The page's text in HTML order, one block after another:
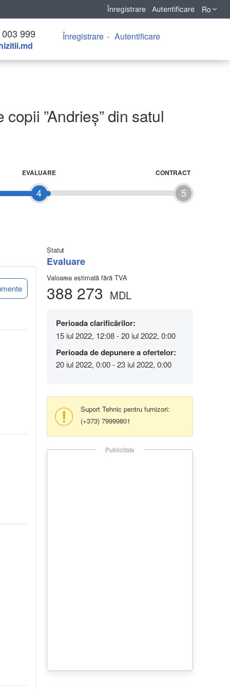
Înregistrare Autentificare Ro
999 Înregistrare Autentificare
”Andrieș” din satul
4
EVALUARE
5
CONTRACT
Statut
Evaluare
Valoarea estimată fără TVA
388 273 MDL
Perioada clarificărilor:
15 iul 2022, 12:08 - 20 iul 2022, 0:00
Perioada de depunere a ofertelor:
20 iul 2022, 0:00 - 23 iul 2022, 0:00
Suport Tehnic pentru furnizori:
(+373) 79999801
Publicitate